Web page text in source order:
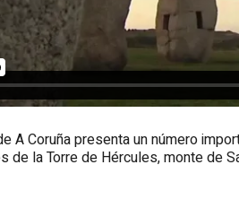
A Coruña presenta un número
de la Torre de Hércules, monte de